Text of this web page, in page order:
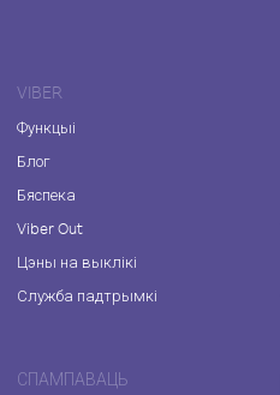
VIBER
Функцыі
Блог
Бяспека
Viber Out
Цэны на выклікі
Служба падтрымкі
СПАМПАВАЦЬ